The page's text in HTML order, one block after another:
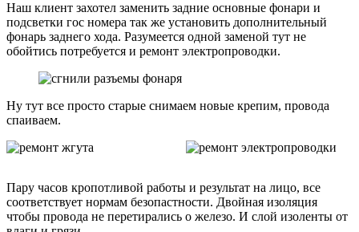
Наш клиент захотел заменить задние основные фонари и
подсветки гос номера так же установить дополнительный
фонарь заднего хода. Разумеется одной заменой тут не
обойтись потребуется и ремонт электропроводки.
Ну тут все просто старые снимаем новые крепим, провода
спаиваем.
Пару часов кропотливой работы и результат на лицо, все
соответствует нормам безопастности. Двойная изоляция
чтобы провода не перетирались о железо. И слой изоленты от